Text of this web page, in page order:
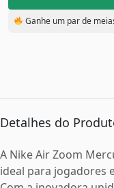
Ganhe um par de
Detalhes do
A Nike Air Zoom
ideal para jogadores